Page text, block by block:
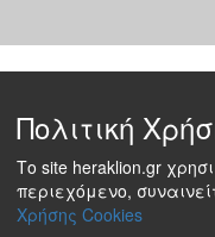
Πολιτική
Το site heraklion.gr
περιεχόμενο,
Χρήσης Cookies